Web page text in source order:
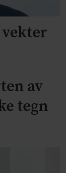
vekter
av
tegn